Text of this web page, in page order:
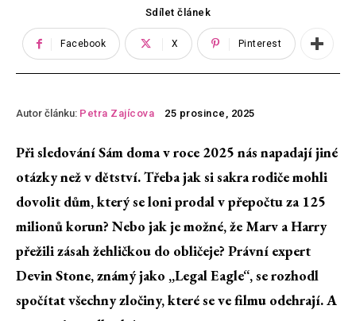
Sdílet článek
Facebook X Pinterest
Autor článku: Petra Zajícova 25 prosince, 2025
Při sledování Sám doma v roce 2025 nás napadají jiné
otázky než v dětství. Třeba jak si sakra rodiče mohli
dovolit dům, který se loni prodal v přepočtu za 125
milionů korun? Nebo jak je možné, že Marv a Harry
přežili zásah žehličkou do obličeje? Právní expert
Devin Stone, známý jako „Legal Eagle“, se rozhodl
spočítat všechny zločiny, které se ve filmu odehrají. A